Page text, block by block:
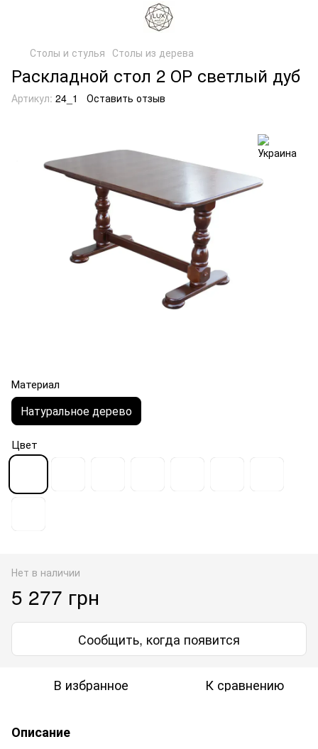
Столы и стулья Столы из дерева
Раскладной стол 2 ОР светлый дуб
Артикул: 24_1 Оставить отзыв
Материал
Натуральное дерево
Цвет
Нет в наличии
5 277 грн
Сообщить, когда появится
В избранное К сравнению
Описание